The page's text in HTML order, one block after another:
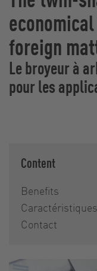
foreign
Le broyeur à
pour les
Content
Benefits
Contact